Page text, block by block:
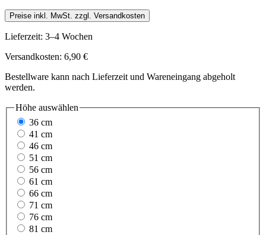
Preise inkl. MwSt. zzgl. Versandkosten
Lieferzeit: 3–4 Wochen
Versandkosten: 6,90 €
Bestellware kann nach Lieferzeit und Wareneingang abgeholt
werden.
Höhe auswählen
36 cm
41 cm
46 cm
51 cm
56 cm
61 cm
66 cm
71 cm
76 cm
81 cm